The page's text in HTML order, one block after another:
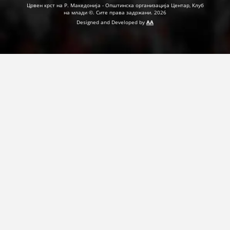
Црвен крст на Р. Македонија - Општинска организација Центар, Клуб
на млади ©. Сите права задржани. 2026
Designed and Developed by AA